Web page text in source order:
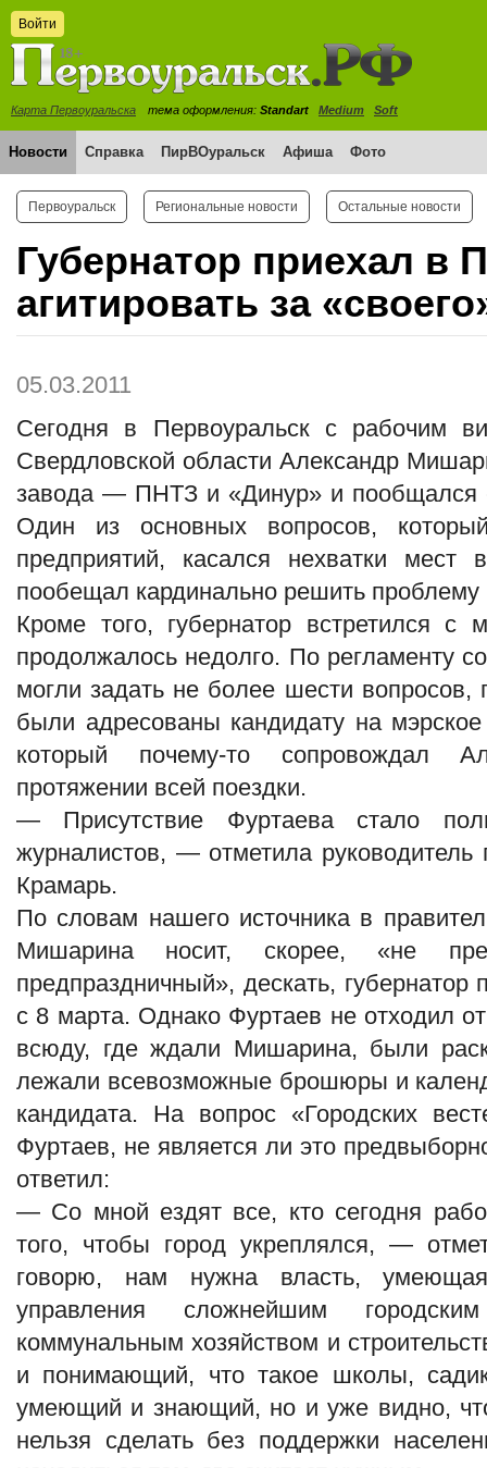
Войти
Карта Первоуральска тема оформления: Standart Medium Soft
Новости Справка ПирВОуральск Афиша Фото
Первоуральск Региональные новости Остальные новости
Губернатор приехал в
агитировать за
05.03.2011
Сегодня в Первоуральск с рабочим
Свердловской области Александр
завода — ПНТЗ и «Динур» и пообщался
Один из основных вопросов,
предприятий, касался нехватки
пообещал кардинально решить
Кроме того, губернатор встретился
продолжалось недолго. По регламенту
могли задать не более шести вопросов,
были адресованы кандидату на
который почему-то сопровождал
протяжении всей поездки.
— Присутствие Фуртаева стало
журналистов, — отметила
Крамарь.
По словам нашего источника в
Мишарина носит, скорее, «не
предпраздничный», дескать,
с 8 марта. Однако Фуртаев не отходил
всюду, где ждали Мишарина, были
лежали всевозможные брошюры и
кандидата. На вопрос «Городских
Фуртаев, не является ли это
ответил:
— Со мной ездят все, кто сегодня
того, чтобы город укреплялся, —
говорю, нам нужна власть,
управления сложнейшим
коммунальным хозяйством и
и понимающий, что такое школы,
умеющий и знающий, но и уже видно,
нельзя сделать без поддержки